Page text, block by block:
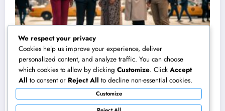
Ako sa hezky se obléct: Správny štýl pre
každú príležitosť
September 14, 2025 Nina
We respect your privacy
Cookies help us improve your experience, deliver
personalized content, and analyze traffic. You can choose
which cookies to allow by clicking Customize. Click Accept
All to consent or Reject All to decline non-essential cookies.
Customize